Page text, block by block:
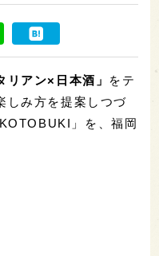
リアン×日本酒」 をテ
しみ方を提案しつづ
」を、福岡